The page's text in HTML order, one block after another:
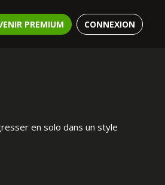
PREMIUM CONNEXION
en solo dans un style